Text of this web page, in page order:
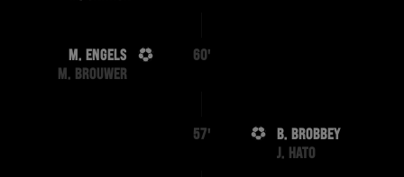
M. ENGELS
M. BROUWER
60'
57'
B. BROBBEY
J. HATO